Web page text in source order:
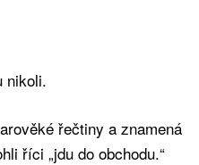
nikoli.
řečtiny a znamená
říci „jdu do obchodu.“